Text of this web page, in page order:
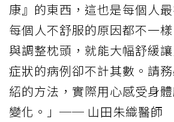
康』的東西，這也是每個人
每個人不舒服的原因都不一
與調整枕頭，就能大幅舒緩
症狀的病例卻不計其數。請
紹的方法，實際用心感受身
變化。」── 山田朱織醫師